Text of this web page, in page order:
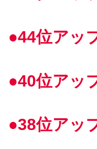
●44位アッ
●40位アッ
●38位アッ